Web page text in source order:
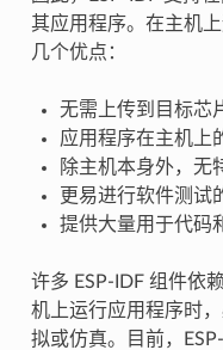
其应用程序。在主机
几个优点：
无需上传到目标芯
应用程序在主机上
除主机本身外，无
更易进行软件测试
提供大量用于代码
许多 ESP-IDF 组件依
机上运行应用程序时
拟或仿真。目前，